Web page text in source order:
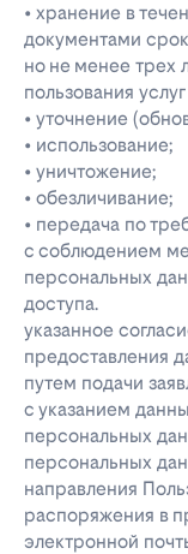
• хранение в
документами
но не менее трех
пользования
• уточнение
• использование;
• уничтожение;
• обезличивание;
• передача по
с соблюдением
персональных
доступа.
указанное
предоставления
путем подачи
с указанием
персональных
персональных
направления
распоряжения в
электронной